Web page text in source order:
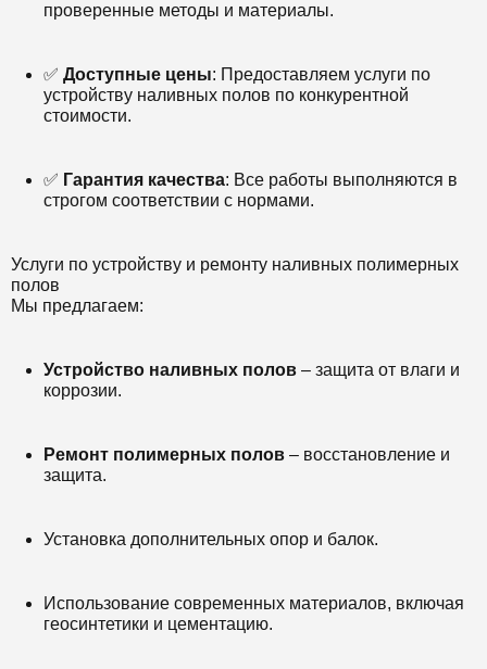
проверенные методы и материалы.
✅ Доступные цены: Предоставляем услуги по
устройству наливных полов по конкурентной
стоимости.
✅ Гарантия качества: Все работы выполняются в
строгом соответствии с нормами.
Услуги по устройству и ремонту наливных полимерных
полов
Мы предлагаем:
Устройство наливных полов – защита от влаги и
коррозии.
Ремонт полимерных полов – восстановление и
защита.
Установка дополнительных опор и балок.
Использование современных материалов, включая
геосинтетики и цементацию.